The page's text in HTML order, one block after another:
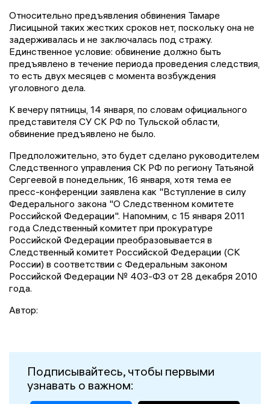
Относительно предъявления обвинения Тамаре
Лисицыной таких жестких сроков нет, поскольку она не
задерживалась и не заключалась под стражу.
Единственное условие: обвинение должно быть
предъявлено в течение периода проведения следствия,
то есть двух месяцев с момента возбуждения
уголовного дела.
К вечеру пятницы, 14 января, по словам официального
представителя СУ СК РФ по Тульской области,
обвинение предъявлено не было.
Предположительно, это будет сделано руководителем
Следственного управления СК РФ по региону Татьяной
Сергеевой в понедельник, 16 января, хотя тема ее
пресс-конференции заявлена как "Вступление в силу
Федерального закона "О Следственном комитете
Российской Федерации". Напомним, с 15 января 2011
года Следственный комитет при прокуратуре
Российской Федерации преобразовывается в
Следственный комитет Российской Федерации (СК
России) в соответствии с Федеральным законом
Российской Федерации № 403-ФЗ от 28 декабря 2010
года.
Автор:
Подписывайтесь, чтобы первыми
узнавать о важном: